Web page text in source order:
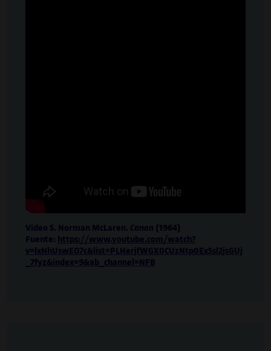
Video 5. Norman McLaren. Canon (1964)
Fuente: https://www.youtube.com/watch?
v=lxNhUswEO7c&list=PLHerjfWGX0CUzNtp0Ex5sl2jsGUj
_7fyz&index=9&ab_channel=NFB